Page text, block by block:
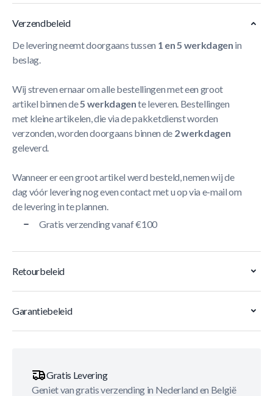
Verzendbeleid
De levering neemt doorgaans tussen 1 en 5 werkdagen in
beslag.
Wij streven ernaar om alle bestellingen met een groot
artikel binnen de5 werkdagente leveren. Bestellingen
met kleine artikelen, die via de pakketdienst worden
verzonden, worden doorgaans binnen de 2 werkdagen
geleverd.
Wanneer er een groot artikel werd besteld, nemen wij de
dag vóór levering nog even contact met u op via e-mail om
de levering in te plannen.
Gratis verzending vanaf €100
Retourbeleid
Garantiebeleid
Gratis Levering
Geniet van gratis verzending in Nederland en België